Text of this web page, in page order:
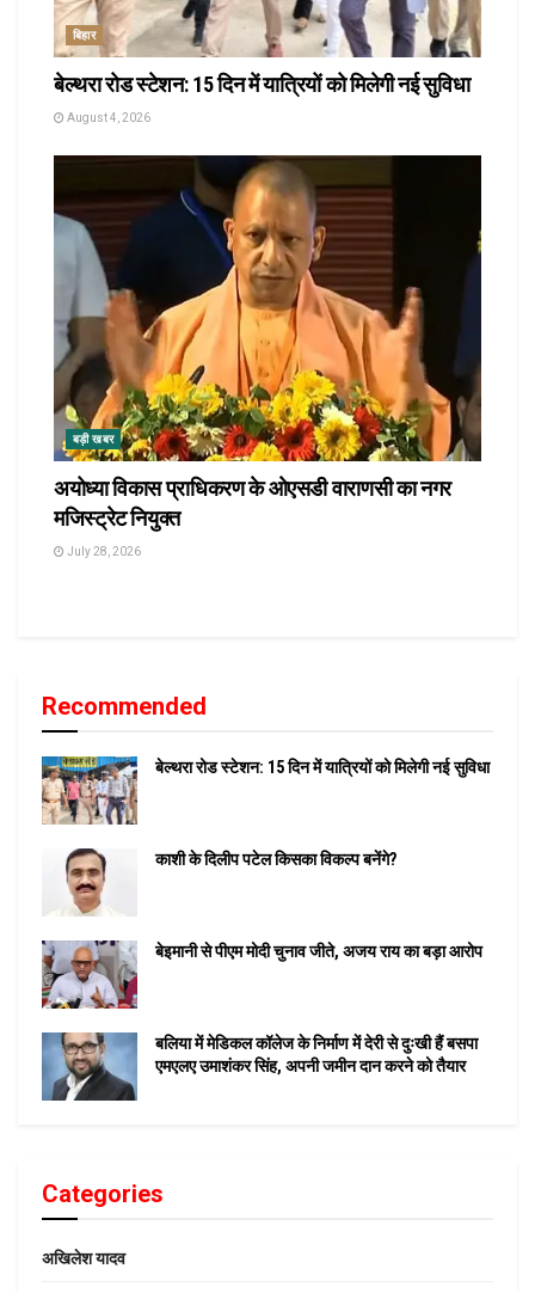
बिहार
बेल्थरा रोड स्टेशन: 15 दिन में यात्रियों को मिलेगी नई सुविधा
August 4, 2026
बड़ी खबर
अयोध्या विकास प्राधिकरण के ओएसडी वाराणसी का नगर
मजिस्ट्रेट नियुक्त
July 28, 2026
Recommended
बेल्थरा रोड स्टेशन: 15 दिन में यात्रियों को मिलेगी नई सुविधा
काशी के दिलीप पटेल किसका विकल्प बनेंगे?
बेइमानी से पीएम मोदी चुनाव जीते, अजय राय का बड़ा आरोप
बलिया में मेडिकल कॉलेज के निर्माण में देरी से दुःखी हैं बसपा
एमएलए उमाशंकर सिंह, अपनी जमीन दान करने को तैयार
Categories
अखिलेश यादव